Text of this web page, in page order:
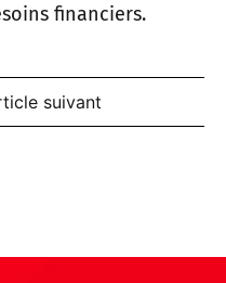
financiers.
suivant